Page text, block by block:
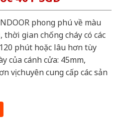
phong phú về màu
thời gian chống cháy có các
phút hoặc lâu hơn tùy
của cánh cửa: 45mm,
vị chuyên cung cấp các sản